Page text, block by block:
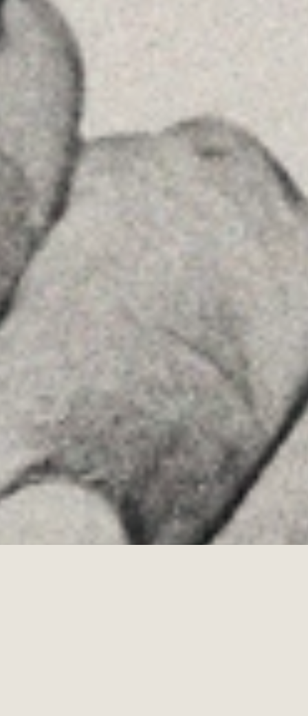
Equipo
Asesoramiento
Insights
Contactar
SÍGUENOS
Linkedin
Instagram
Youtube
Allyon — Barcelona, Spain
Copyrights © 2026 AVISO LEGAL ·
POLÍTICA DE COOKIES· POLÍTICA DE PRIVACIDAD
·